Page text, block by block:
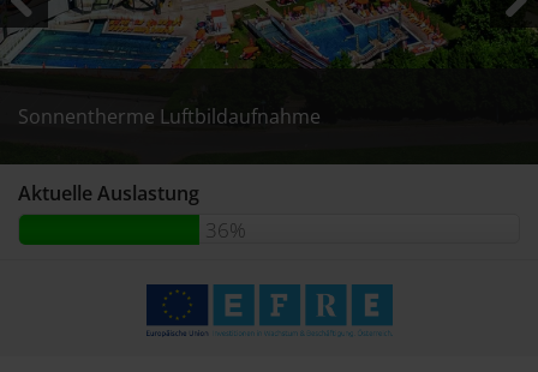
Sonnentherme Luftbildaufnahme
Sunny Bunny’s Wasserwelten für Klein & Groß.
Sunny Bunny’s Wasserwelten für Klein & Groß.
Sunny Bunny’s Wasserwelten für Klein & Groß.
Aktuelle Auslastung
36%
Previous Next